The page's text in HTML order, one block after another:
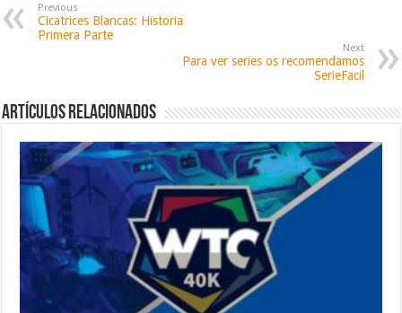
Previous
Cicatrices Blancas: Historia
Primera Parte
Next
Para ver series os recomendamos
SerieFacil
Artículos relacionados